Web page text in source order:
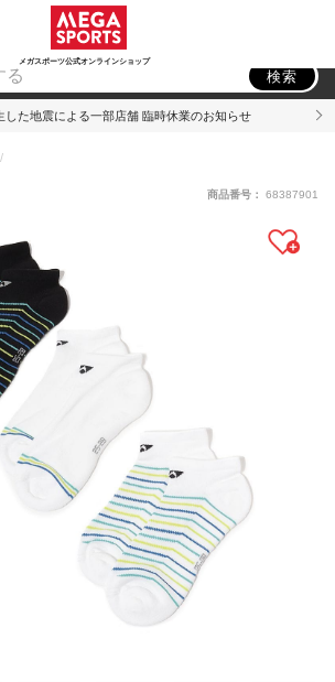
メガスポーツ公式オンラインショップ
アウトドア
検索
した地震による一部店舗 臨時休業のお知らせ
商品番号： 68387901